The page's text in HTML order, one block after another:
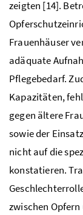
zeigten [14].
Frauenhäuser
adäquate
Pflegebedarf.
Kapazitäten,
gegen ältere
sowie der
nicht auf die
konstatieren.
zwischen